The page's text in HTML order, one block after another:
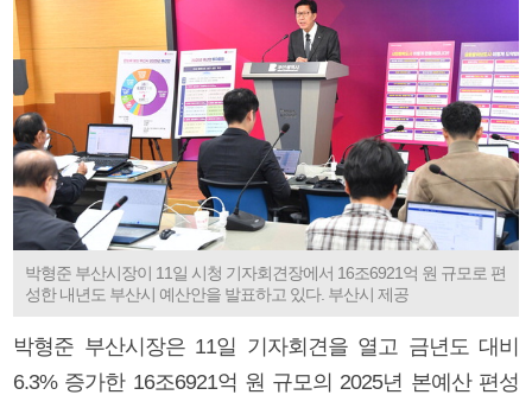
박형준 부산시장이 11일 시청 기자회견장에서 16조6921억 원 규모로 편
성한 내년도 부산시 예산안을 발표하고 있다. 부산시 제공
박형준 부산시장은 11일 기자회견을 열고 금년도 대비
6.3% 증가한 16조6921억 원 규모의 2025년 본예산 편성